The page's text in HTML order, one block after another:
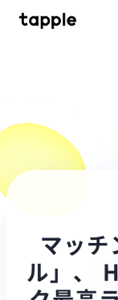
マッチ
ル」、